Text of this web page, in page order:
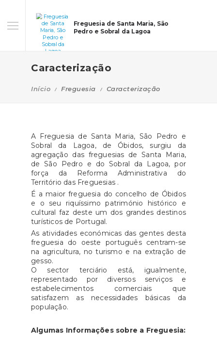
Freguesia de Santa Maria, São
Pedro e Sobral da Lagoa
Caracterização
Início Freguesia Caracterização
A Freguesia de Santa Maria, São Pedro e
Sobral da Lagoa, de Óbidos, surgiu da
agregação das freguesias de Santa Maria,
de São Pedro e do Sobral da Lagoa, por
força da Reforma Administrativa do
Território das Freguesias .
É a maior freguesia do concelho de Óbidos
e o seu riquíssimo património histórico e
cultural faz deste um dos grandes destinos
turísticos de Portugal.
As atividades económicas das gentes desta
freguesia do oeste português centram-se
na agricultura, no turismo e na extração de
gesso.
O sector terciário está, igualmente,
representado por diversos serviços e
estabelecimentos comerciais que
satisfazem as necessidades básicas da
população.
Algumas Informações sobre a Freguesia: